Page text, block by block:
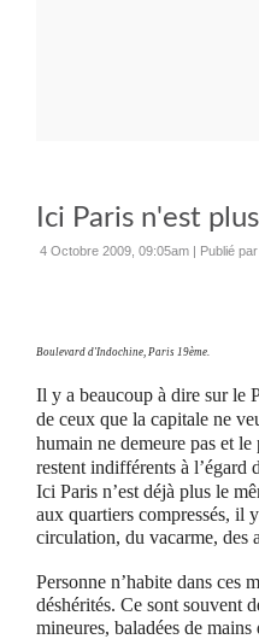
Ici Paris n'est
4 Octobre 2009, 09:05am | Publié
Boulevard d'Indochine, Paris 19ème.
Il y a beaucoup à dire sur le
de ceux que la capitale ne
humain ne demeure pas et
restent indifférents à l’égard
Ici Paris n’est déjà plus le
aux quartiers compressés, il
circulation, du vacarme, des
Personne n’habite dans ces
déshérités. Ce sont souvent
mineures, baladées de